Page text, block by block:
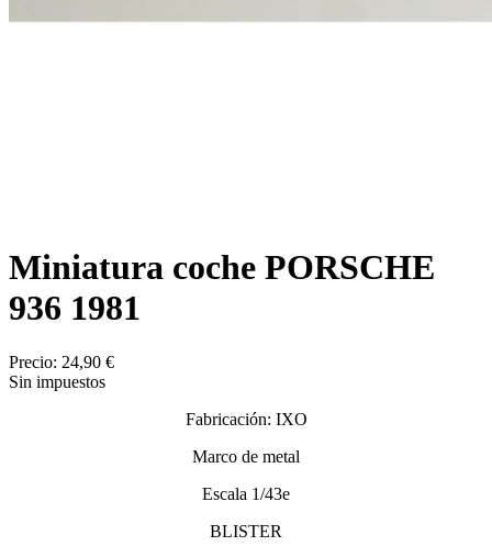
Miniatura coche PORSCHE
936 1981
Precio: 24,90 €
Sin impuestos
Fabricación: IXO
Marco de metal
Escala 1/43e
BLISTER